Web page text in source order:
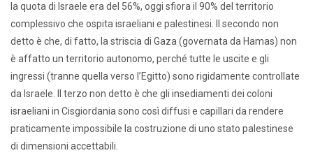
la quota di Israele era del 56%, oggi sfiora il 90% del territorio
complessivo che ospita israeliani e palestinesi. Il secondo non
detto è che, di fatto, la striscia di Gaza (governata da Hamas) non
è affatto un territorio autonomo, perché tutte le uscite e gli
ingressi (tranne quella verso l’Egitto) sono rigidamente controllate
da Israele. Il terzo non detto è che gli insediamenti dei coloni
israeliani in Cisgiordania sono così diffusi e capillari da rendere
praticamente impossibile la costruzione di uno stato palestinese
di dimensioni accettabili.